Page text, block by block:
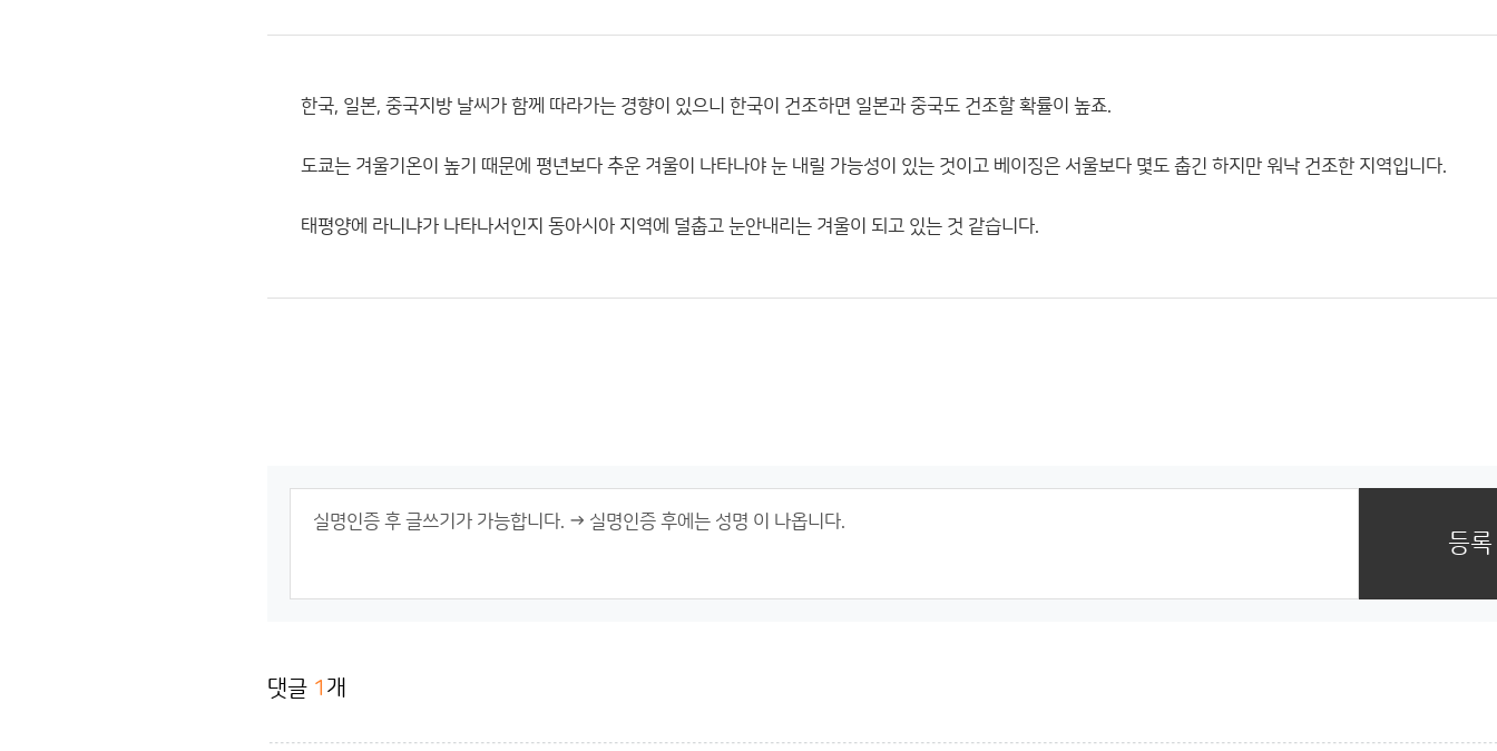
한국, 일본, 중국지방 날씨가 함께 따라가는 경향이 있으니 한국이 건조하면 일본과 중국도 건조할 확률이 높죠.
도쿄는 겨울기온이 높기 때문에 평년보다 추운 겨울이 나타나야 눈 내릴 가능성이 있는 것이고 베이징은 서울보다 몇도 춥긴 하지만 워낙 건조한 지역입니다.
태평양에 라니냐가 나타나서인지 동아시아 지역에 덜춥고 눈안내리는 겨울이 되고 있는 것 같습니다.
등록
댓글 1 개